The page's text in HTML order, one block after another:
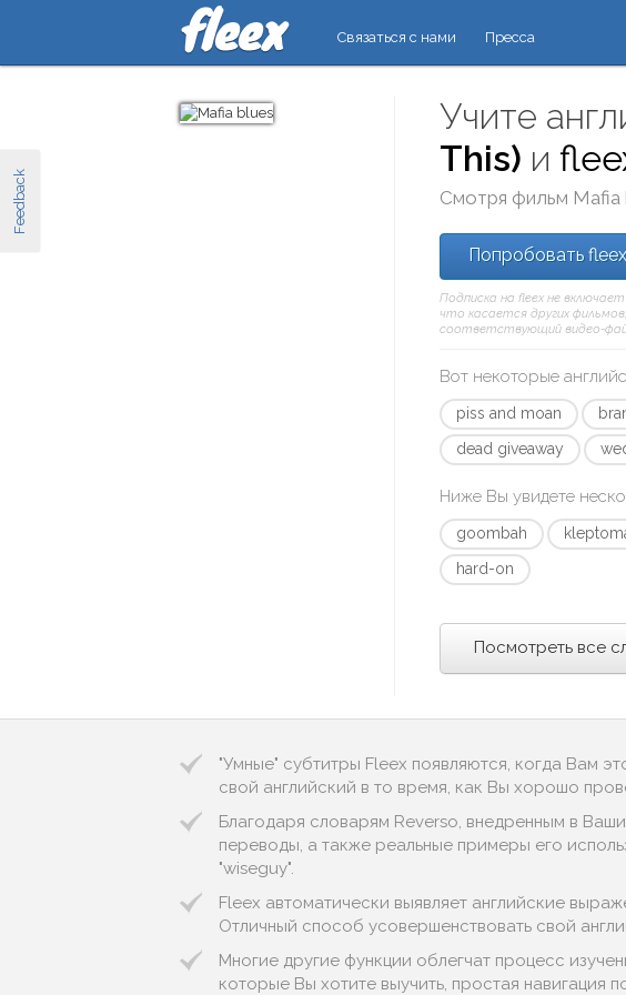
Feedback
Связаться с нами Пресса
Учите
This) и
Смотря фильм Mafia
Попробовать
Подписка на fleex не
что касается других
соответствующий видео-
Вот некоторые
piss and moan
dead giveaway
Ниже Вы увидете
goombah
hard-on
Посмотреть все
"Умные" субтитры Fleex появляются, когда Вам
свой английский в то время, как Вы хорошо
Благодаря словарям Reverso, внедренным в
переводы, а также реальные примеры его
"wiseguy".
Fleex автоматически выявляет английские
Отличный способ усовершенствовать свой
Многие другие функции облегчат процесс
которые Вы хотите выучить, простая навигация